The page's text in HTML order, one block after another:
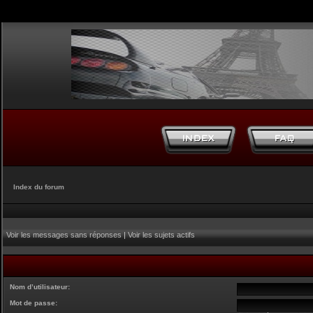
Index du forum
Voir les messages sans réponses|Voir les sujets actifs
Nom d’utilisateur:
Mot de passe: